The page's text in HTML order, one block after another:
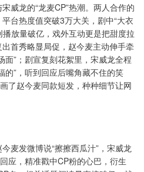
威龙的“龙麦CP”热潮。两人合作的
台热度值突破3万大关，剧中“大衣
播放量破亿，戏外互动更是把甜度拉
首秀略显局促，赵今麦主动伸手牵
面”；剧宣复刻花絮里，宋威龙全程
的”，听到回应后嘴角藏不住的笑
了赵今麦同款短发，种种细节让网
麦发微博说“擦擦西瓜汁”，宋威龙
应，精准戳中CP粉的心巴，衍生